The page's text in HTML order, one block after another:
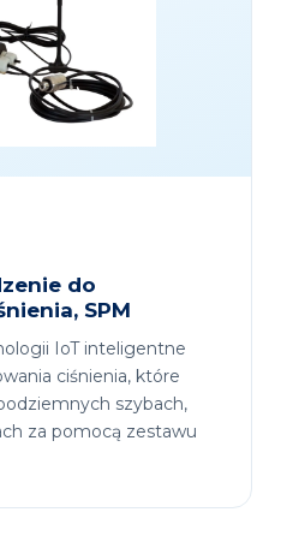
do
SPM
IoT inteligentne
ciśnienia, które
szybach,
za pomocą zestawu